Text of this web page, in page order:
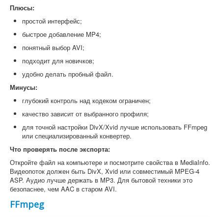
Плюсы:
простой интерфейс;
быстрое добавление MP4;
понятный выбор AVI;
подходит для новичков;
удобно делать пробный файл.
Минусы:
глубокий контроль над кодеком ограничен;
качество зависит от выбранного профиля;
для точной настройки DivX/Xvid лучше использовать FFmpeg
или специализированный конвертер.
Что проверять после экспорта:
Откройте файл на компьютере и посмотрите свойства в MediaInfo.
Видеопоток должен быть DivX, Xvid или совместимый MPEG-4
ASP. Аудио лучше держать в MP3. Для бытовой техники это
безопаснее, чем AAC в старом AVI.
FFmpeg